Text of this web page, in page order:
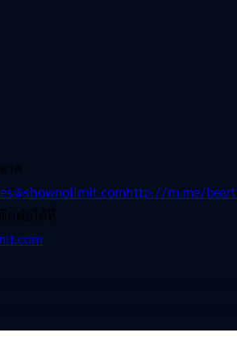
าด
http://m.me/
ดต่อได้ที่